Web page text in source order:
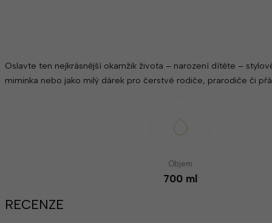
Oslavte ten nejkrásnější okamžik života – narození dítěte –
miminka nebo jako milý dárek pro čerstvé rodiče, prarodiče či
Objem
700 ml
RECENZE